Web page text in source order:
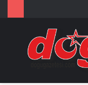
Arama
...